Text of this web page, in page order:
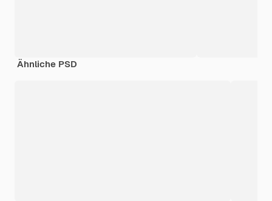
Ähnliche PSD